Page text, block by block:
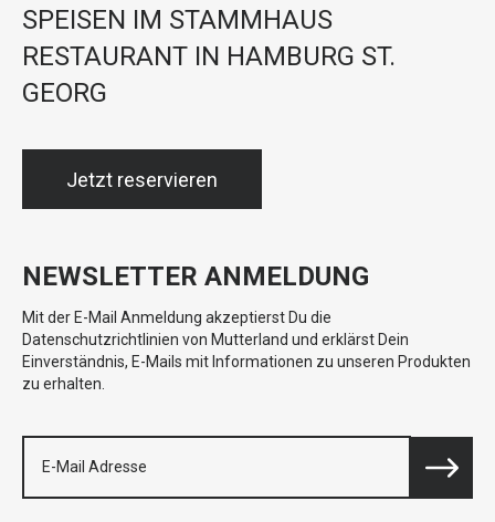
SPEISEN IM STAMMHAUS
RESTAURANT IN HAMBURG ST.
GEORG
Jetzt reservieren
NEWSLETTER ANMELDUNG
Mit der E-Mail Anmeldung akzeptierst Du die
Datenschutzrichtlinien von Mutterland und erklärst Dein
Einverständnis, E-Mails mit Informationen zu unseren Produkten
zu erhalten.